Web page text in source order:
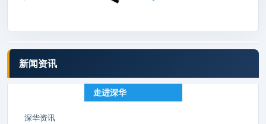
新闻资讯
走进深华
深华资讯